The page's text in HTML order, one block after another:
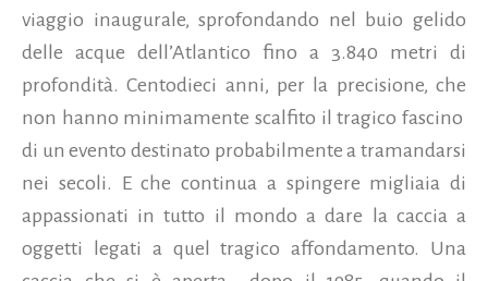
viaggio inaugurale, sprofondando nel buio gelido
delle acque dell’Atlantico fino a 3.840 metri di
profondità. Centodieci anni, per la precisione, che
non hanno minimamente scalfito il tragico fascino
di un evento destinato probabilmente a tramandarsi
nei secoli. E che continua a spingere migliaia di
appassionati in tutto il mondo a dare la caccia a
oggetti legati a quel tragico affondamento. Una